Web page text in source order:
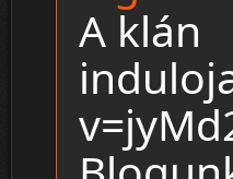
A klán